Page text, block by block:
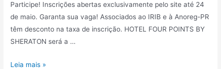
Participe! Inscrições abertas exclusivamente pelo site até 24
de maio. Garanta sua vaga! Associados ao IRIB e à Anoreg-PR
têm desconto na taxa de inscrição. HOTEL FOUR POINTS BY
SHERATON será a …
Leia mais »